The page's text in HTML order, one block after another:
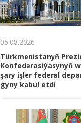
05.08.2026
Türk­me­nis­ta­nyň
Kon­fe­de­ra­si­ýa­sy­nyň
şa­ry iş­ler fe­de­ral
gy­ny ka­bul et­di